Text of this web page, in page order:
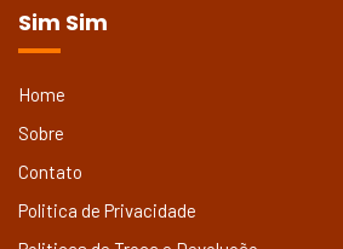
Sim Sim
Home
Sobre
Contato
Politica de Privacidade